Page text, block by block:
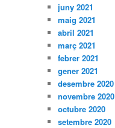
juny 2021
maig 2021
abril 2021
març 2021
febrer 2021
gener 2021
desembre 2020
novembre 2020
octubre 2020
setembre 2020